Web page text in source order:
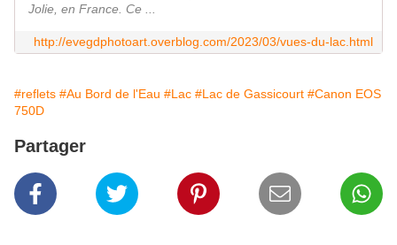
Jolie, en France. Ce ...
http://evegdphotoart.overblog.com/2023/03/vues-du-lac.html
#reflets #Au Bord de l'Eau #Lac #Lac de Gassicourt #Canon EOS
750D
Partager